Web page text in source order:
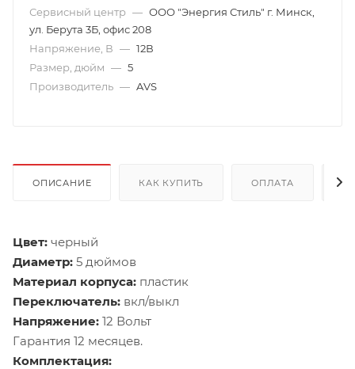
Сервисный центр — ООО "Энергия Стиль" г. Минск,
ул. Берута 3Б, офис 208
Напряжение, В — 12В
Размер, дюйм — 5
Производитель — AVS
ОПИСАНИЕ КАК КУПИТЬ ОПЛАТА
Цвет: черный
Диаметр: 5 дюймов
Материал корпуса: пластик
Переключатель: вкл/выкл
Напряжение: 12 Вольт
Гарантия 12 месяцев.
Комплектация: